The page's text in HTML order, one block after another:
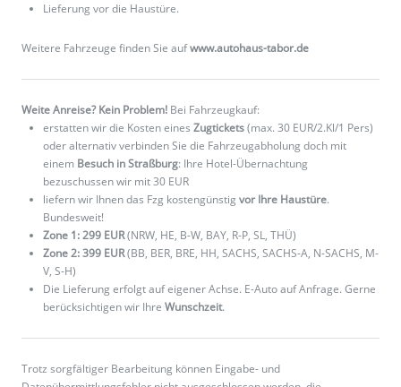
Lieferung vor die Haustüre.
Weitere Fahrzeuge finden Sie aufwww.autohaus-tabor.de
Weite Anreise? Kein Problem! Bei Fahrzeugkauf:
erstatten wir die Kosten eines Zugtickets(max. 30 EUR/2.Kl/1 Pers)
oder alternativ verbinden Sie die Fahrzeugabholung doch mit
einem Besuch in Straßburg: Ihre Hotel-Übernachtung
bezuschussen wir mit 30 EUR
liefern wir Ihnen das Fzg kostengünstig vor Ihre Haustüre.
Bundesweit!
Zone 1: 299 EUR(NRW, HE, B-W, BAY, R-P, SL, THÜ)
Zone 2: 399 EUR(BB, BER, BRE, HH, SACHS, SACHS-A, N-SACHS, M-
V, S-H)
Die Lieferung erfolgt auf eigener Achse. E-Auto auf Anfrage. Gerne
berücksichtigen wir Ihre Wunschzeit.
Trotz sorgfältiger Bearbeitung können Eingabe- und